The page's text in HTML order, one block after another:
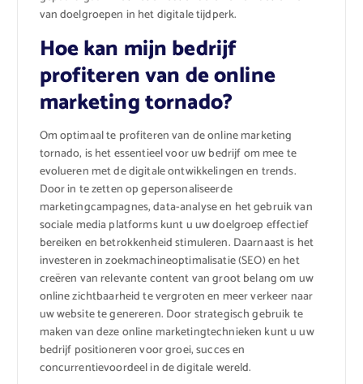
van doelgroepen in het digitale tijdperk.
Hoe kan mijn bedrijf
profiteren van de online
marketing tornado?
Om optimaal te profiteren van de online marketing
tornado, is het essentieel voor uw bedrijf om mee te
evolueren met de digitale ontwikkelingen en trends.
Door in te zetten op gepersonaliseerde
marketingcampagnes, data-analyse en het gebruik van
sociale media platforms kunt u uw doelgroep effectief
bereiken en betrokkenheid stimuleren. Daarnaast is het
investeren in zoekmachineoptimalisatie (SEO) en het
creëren van relevante content van groot belang om uw
online zichtbaarheid te vergroten en meer verkeer naar
uw website te genereren. Door strategisch gebruik te
maken van deze online marketingtechnieken kunt u uw
bedrijf positioneren voor groei, succes en
concurrentievoordeel in de digitale wereld.